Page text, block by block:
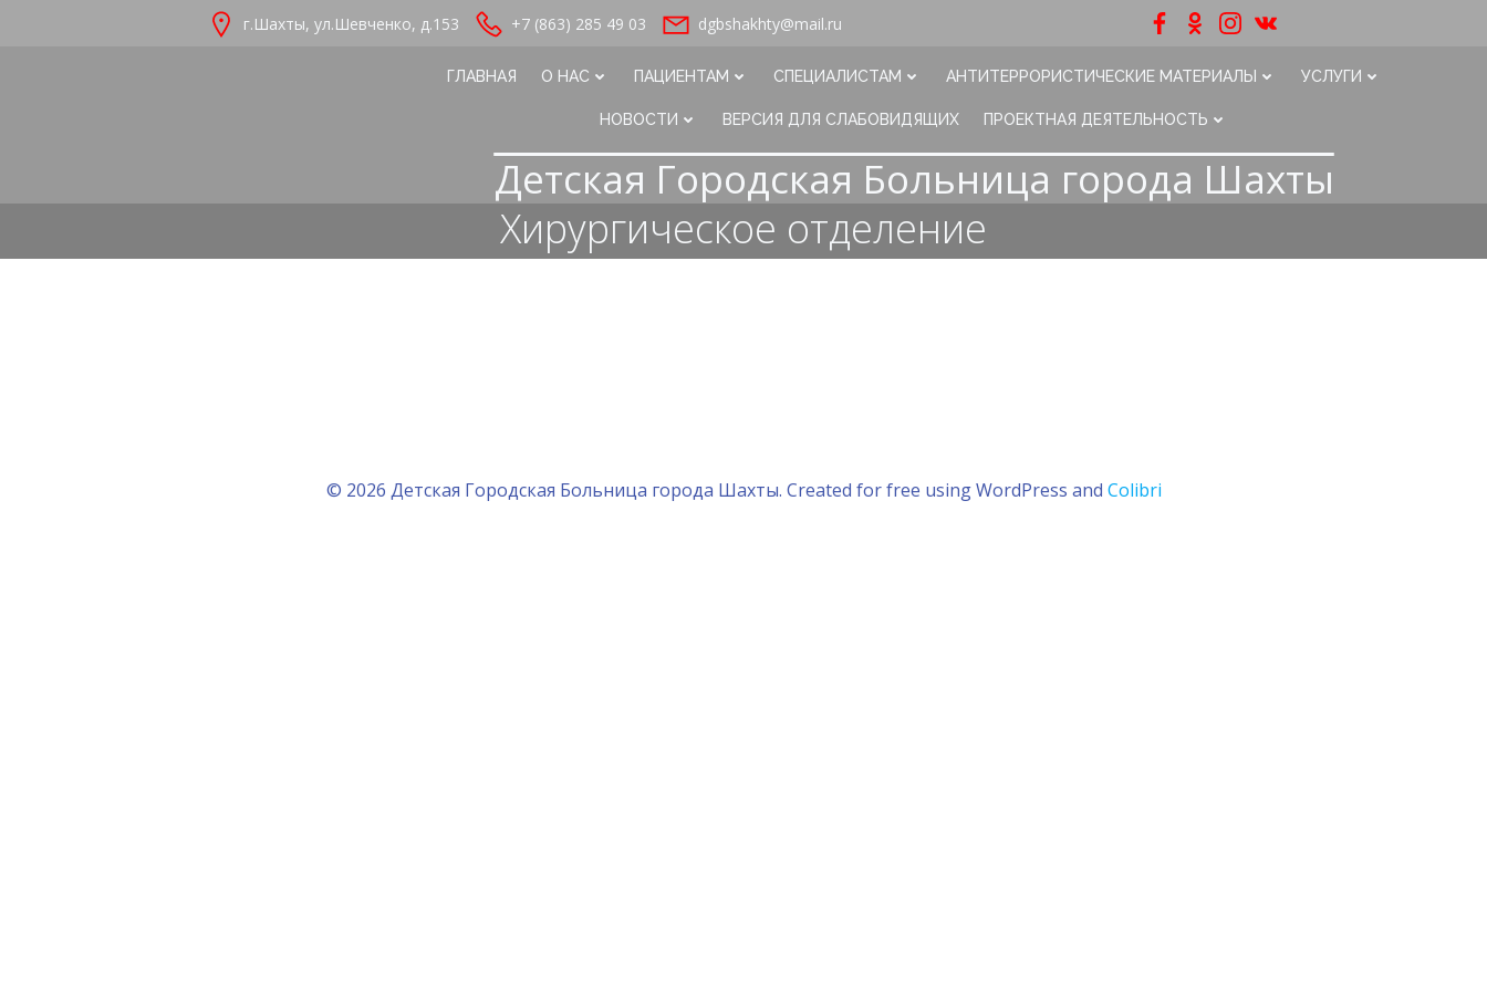
г.Шахты, ул.Шевченко, д.153 +7 (863) 285 49 03 dgbshakhty@mail.ru
ГЛАВНАЯ О НАС ПАЦИЕНТАМ СПЕЦИАЛИСТАМ АНТИТЕРРОРИСТИЧЕСКИЕ МАТЕРИАЛЫ УСЛУГИ
НОВОСТИ ВЕРСИЯ ДЛЯ СЛАБОВИДЯЩИХ ПРОЕКТНАЯ ДЕЯТЕЛЬНОСТЬ
Детская Городская Больница города Шахты
Хирургическое отделение
© 2026 Детская Городская Больница города Шахты. Created for free using WordPress and Colibri